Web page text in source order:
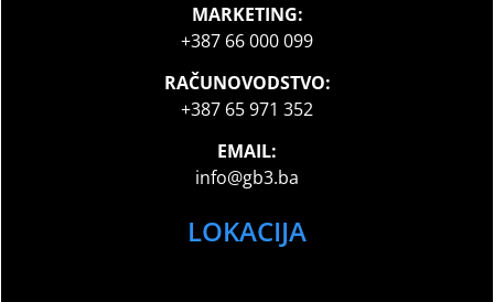
MARKETING:
+387 66 000 099
RAČUNOVODSTVO:
+387 65 971 352
EMAIL:
info@gb3.ba
LOKACIJA